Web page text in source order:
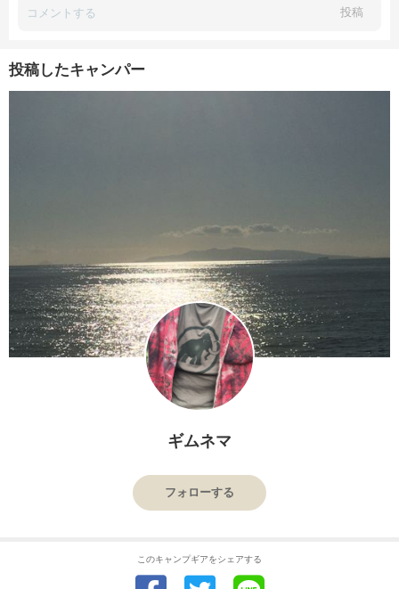
投稿
投稿したキャンパー
ギムネマ
フォローする
このキャンプギアをシェアする